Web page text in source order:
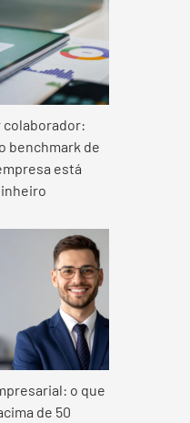
colaborador:
benchmark de
está
o que
de 50